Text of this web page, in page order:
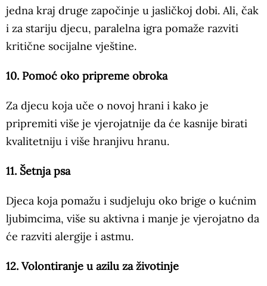
jedna kraj druge započinje u jasličkoj dobi. Ali, čak
i za stariju djecu, paralelna igra pomaže razviti
kritične socijalne vještine.
10. Pomoć oko pripreme obroka
Za djecu koja uče o novoj hrani i kako je
pripremiti više je vjerojatnije da će kasnije birati
kvalitetniju i više hranjivu hranu.
11. Šetnja psa
Djeca koja pomažu i sudjeluju oko brige o kućnim
ljubimcima, više su aktivna i manje je vjerojatno da
će razviti alergije i astmu.
12. Volontiranje u azilu za životinje